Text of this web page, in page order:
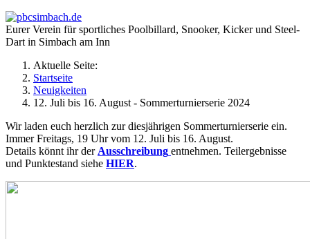
Eurer Verein für sportliches Poolbillard, Snooker, Kicker und Steel-
Dart in Simbach am Inn
Aktuelle Seite:
Startseite
Neuigkeiten
12. Juli bis 16. August - Sommerturnierserie 2024
Wir laden euch herzlich zur diesjährigen Sommerturnierserie ein.
Immer Freitags, 19 Uhr vom 12. Juli bis 16. August.
Details könnt ihr der Ausschreibung entnehmen. Teilergebnisse
und Punktestand siehe HIER.